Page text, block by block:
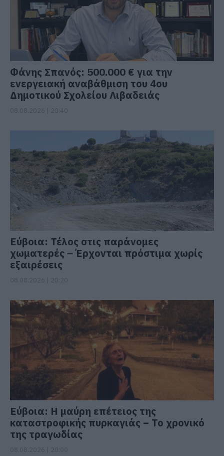
Φάνης Σπανός: 500.000 € για την
ενεργειακή αναβάθμιση του 4ου
Δημοτικού Σχολείου Λιβαδειάς
Εύβοια: Τέλος στις παράνομες
χωματερές – Έρχονται πρόστιμα χωρίς
εξαιρέσεις
Εύβοια: Η μαύρη επέτειος της
καταστροφικής πυρκαγιάς – Το χρονικό
της τραγωδίας